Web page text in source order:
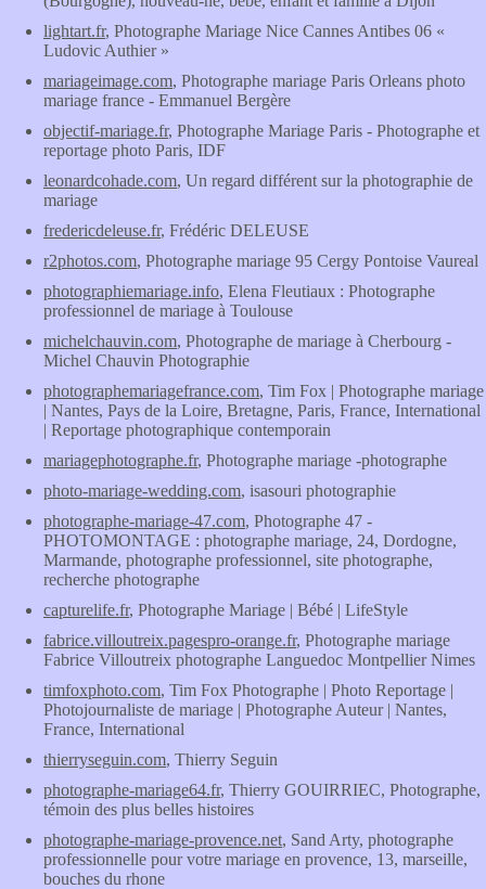
lightart.fr, Photographe Mariage Nice Cannes Antibes 06 «
Ludovic Authier »
mariageimage.com, Photographe mariage Paris Orleans photo
mariage france - Emmanuel Bergère
objectif-mariage.fr, Photographe Mariage Paris - Photographe et
reportage photo Paris, IDF
leonardcohade.com, Un regard différent sur la photographie de
mariage
fredericdeleuse.fr, Frédéric DELEUSE
r2photos.com, Photographe mariage 95 Cergy Pontoise Vaureal
photographiemariage.info, Elena Fleutiaux : Photographe
professionnel de mariage à Toulouse
michelchauvin.com, Photographe de mariage à Cherbourg -
Michel Chauvin Photographie
photographemariagefrance.com, Tim Fox | Photographe mariage
| Nantes, Pays de la Loire, Bretagne, Paris, France, International
| Reportage photographique contemporain
mariagephotographe.fr, Photographe mariage -photographe
photo-mariage-wedding.com, isasouri photographie
photographe-mariage-47.com, Photographe 47 -
PHOTOMONTAGE : photographe mariage, 24, Dordogne,
Marmande, photographe professionnel, site photographe,
recherche photographe
capturelife.fr, Photographe Mariage | Bébé | LifeStyle
fabrice.villoutreix.pagespro-orange.fr, Photographe mariage
Fabrice Villoutreix photographe Languedoc Montpellier Nimes
timfoxphoto.com, Tim Fox Photographe | Photo Reportage |
Photojournaliste de mariage | Photographe Auteur | Nantes,
France, International
thierryseguin.com, Thierry Seguin
photographe-mariage64.fr, Thierry GOUIRRIEC, Photographe,
témoin des plus belles histoires
photographe-mariage-provence.net, Sand Arty, photographe
professionnelle pour votre mariage en provence, 13, marseille,
bouches du rhone